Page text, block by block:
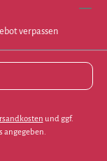
verpassen
und ggf.
angegeben.